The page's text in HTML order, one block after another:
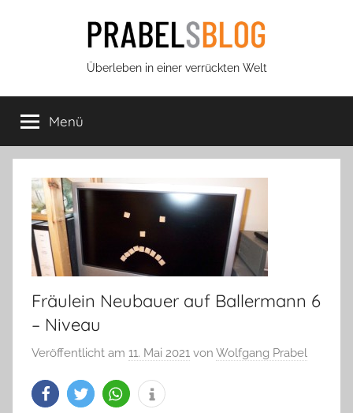
Prabels
Blog
Überleben in einer verrückten Welt
Menü
Fräulein Neubauer auf Ballermann 6
– Niveau
Veröffentlicht am 11. Mai 2021 von Wolfgang Prabel